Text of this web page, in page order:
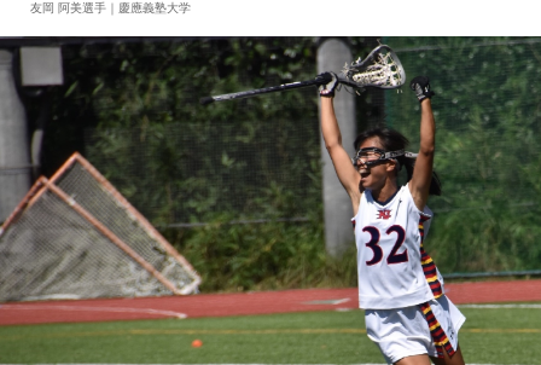
友岡 阿美選手｜慶應義塾大学